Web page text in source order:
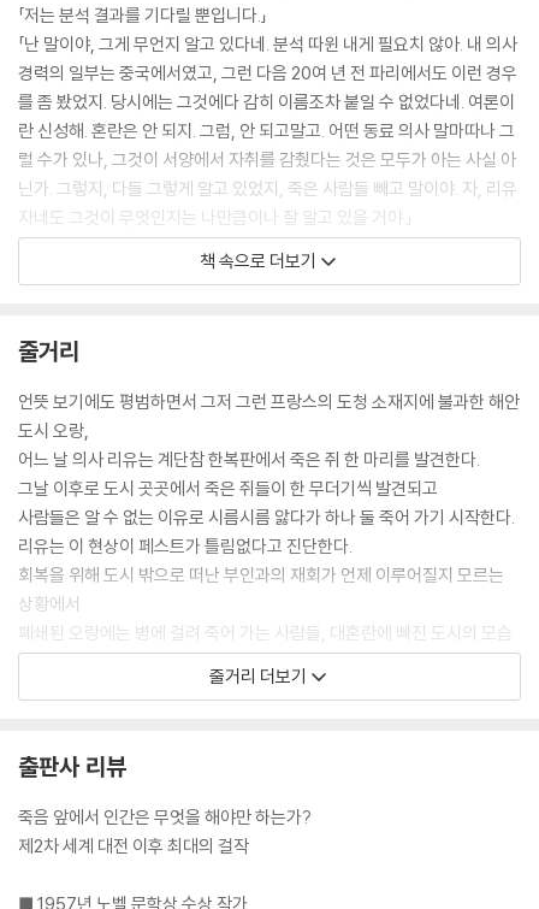
「저는 분석 결과를 기다릴 뿐입니다.」
「난 말이야, 그게 무언지 알고 있다네. 분석 따윈 내게 필요치 않아. 내 의사
경력의 일부는 중국에서였고, 그런 다음 20여 년 전 파리에서도 이런 경우
를 좀 봤었지. 당시에는 그것에다 감히 이름조차 붙일 수 없었다네. 여론이
란 신성해. 혼란은 안 되지. 그럼, 안 되고말고. 어떤 동료 의사 말마따나 그
럴 수가 있나, 그것이 서양에서 자취를 감췄다는 것은 모두가 아는 사실 아
닌가. 그렇지, 다들 그렇게 알고 있었지, 죽은 사람들 빼고 말이야. 자, 리유
자네도 그것이 무엇인지는 나만큼이나 잘 알고 있을 거야.」
리유는 곰곰이 생각에 잠겼다. 그는 진료실 창문을 통해서 멀리 바닷가에
단단히 자리 잡은 돌 투성이 절벽의 능선을 바라보았다. 푸르지만 빛을 잃
틀림없어 보입니다.」
본문 51면
추상적인 것에 맞서 싸우기 위해서는 그것을 조금 닮아야 한다. 하지만 랑
베르가 어떻게 그 사실을 알아차릴 수 있었겠는가? 랑베르에게 추상적인
것이란 자신의 행복을 가로막는 모든 것이었다. 그리고 사실 리유는 어떤
의미에서 신문 기자가 옳다고 생각했다. 그러나 추상적인 것이 구체적인
행복보다 더 강력한 것인 양 모습을 드러내는 경우도 있기에, 따라서 그런
경우에만은 반드시 추상적인 것을 염두에 두어야 한다는 사실도 알고 있었
다. 그 이후에 랑베르에게 일어날 수밖에 없었던 일이 바로 그랬고, 후일 랑
베르가 했던 고백을 통해서 그 사실을 자세하게 알 수 있었다. 그렇게 해서
리유는, 또한 무엇보다도 새로운 각도에서, 한 사람 한 사람의 행복과 페스
수 있었다.
페스트에 감염된 도시 안으로 바깥세상이 들여보내는 격려와 응원을 라디
책 속으로 더보기
줄거리
언뜻 보기에도 평범하면서 그저 그런 프랑스의 도청 소재지에 불과한 해안
도시 오랑,
어느 날 의사 리유는 계단참 한복판에서 죽은 쥐 한 마리를 발견한다.
그날 이후로 도시 곳곳에서 죽은 쥐들이 한 무더기씩 발견되고
사람들은 알 수 없는 이유로 시름시름 앓다가 하나 둘 죽어 가기 시작한다.
리유는 이 현상이 페스트가 틀림없다고 진단한다.
회복을 위해 도시 밖으로 떠난 부인과의 재회가 언제 이루어질지 모르는
상황에서
폐쇄된 오랑에는 병에 걸려 죽어 가는 사람들, 대혼란에 빠진 도시의 모습
만 남아 있다.
관찰자는 생명을 위협하는 위기 속에서 인간이 어떻게 대처하고 받아들이
줄거리 더보기
출판사 리뷰
죽음 앞에서 인간은 무엇을 해야만 하는가?
제2차 세계 대전 이후 최대의 걸작
■ 1957년 노벨 문학상 수상 작가